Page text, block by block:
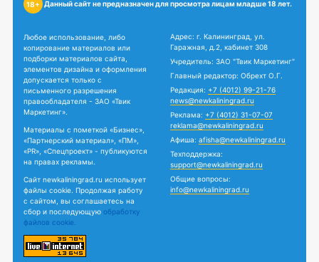
18+ Данный сайт не предназначен для просмотра лицам младше 18 лет.
Любое использование, либо
копирование материалов или
подборки материалов сайта,
элементов дизайна и оформления
допускается только с
письменного разрешения
правообладателя - ЗАО «Твик
Маркетинг».
Материалы с пометкой «Бизнес»,
«Партнерский материал», «ПМ»,
«PR», «Спецпроект» - публикуются
на правах рекламы.
Сайт newkaliningrad.ru использует
файлы cookie. Продолжая работу
с сайтом, вы соглашаетесь на
сбор и последующую обработку
файлов cookie.
Адрес: г. Калининград, ул.
Гаражная, д.2, кабинет 308
Учредитель: ЗАО "Твик Маркетинг"
Главный редактор: Обрехт О.Г.
Редакция: +7 (4012) 99-21-76
news@newkaliningrad.ru
Реклама: +7 (4012) 31-07-07
reklama@newkaliningrad.ru
Афиша: afisha@newkaliningrad.ru
Техподдержка:
support@newkaliningrad.ru
Общие вопросы:
info@newkaliningrad.ru